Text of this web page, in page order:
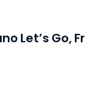
Let’s Go,